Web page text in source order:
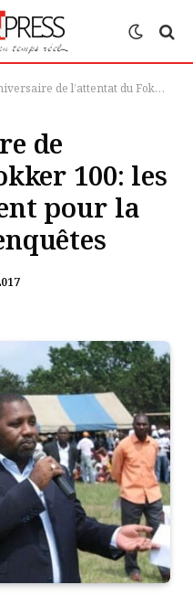
du Fokker 100: les rescapés plaident pour la poursuite des enquêtes
de
100: les
pour la